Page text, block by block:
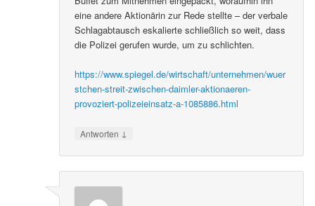
eine andere Aktionärin zur Rede stellte – der verbale
Schlagabtausch eskalierte schließlich so weit, dass
die Polizei gerufen wurde, um zu schlichten.
https://www.spiegel.de/wirtschaft/unternehmen/wuer
stchen-streit-zwischen-daimler-aktionaeren-
provoziert-polizeieinsatz-a-1085886.html
Antworten ↓